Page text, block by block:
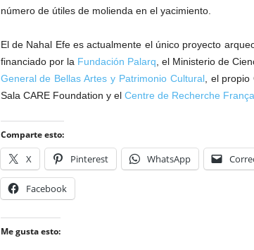
número de útiles de molienda en el yacimiento.
El de Nahal Efe es actualmente el único proyecto
financiado por la Fundación Palarq , el Ministerio de
General de Bellas Artes y Patrimonio Cultural, el propio
Sala CARE Foundation y el Centre de Recherche
Comparte esto:
X Pinterest WhatsApp
Facebook
Me gusta esto: